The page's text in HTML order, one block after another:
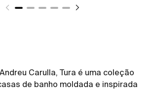
Carulla, Tura é uma coleção
de banho moldada e inspirada